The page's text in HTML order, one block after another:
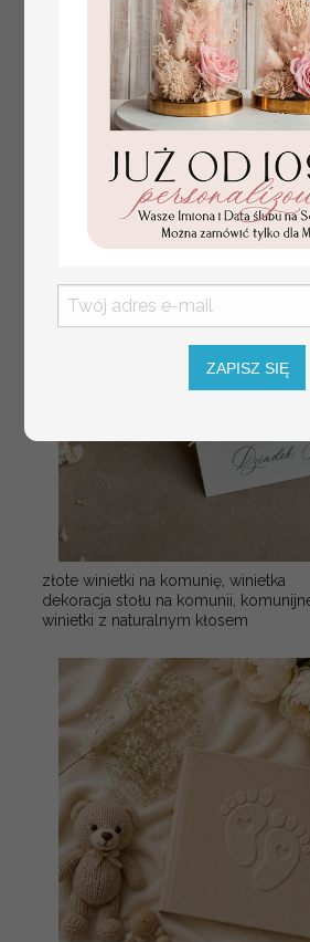
plan stołów
weselnych
usadzenie gości na
weselu, tablica
informacyjna dla
gości weselnych,
plan stołów na
weselu ze zdjęciem
Pary Młodej, plan
usadzenia gości
100 PLN
złote winietki na komunię, winietka
dekoracja stołu na komunii,
winietki z naturalnym kłosem
ZAPISZ SIĘ